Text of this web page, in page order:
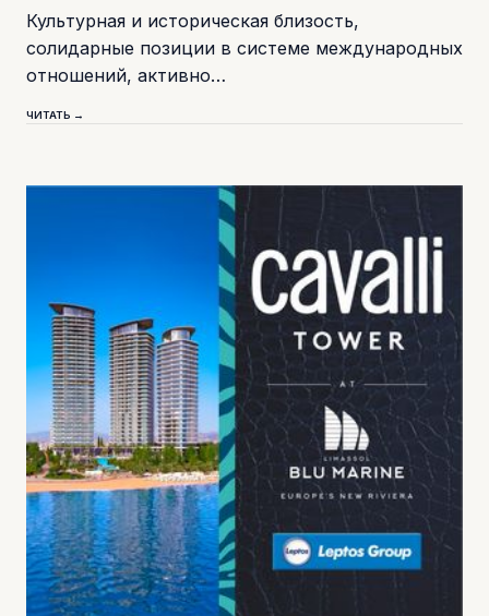
Культурная и историческая близость,
солидарные позиции в системе международных
отношений, активно…
ЧИТАТЬ →